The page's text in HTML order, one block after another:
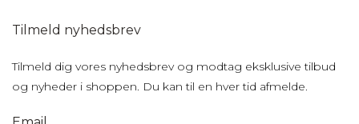
Tilmeld nyhedsbrev
Tilmeld dig vores nyhedsbrev og modtag eksklusive tilbud
og nyheder i shoppen. Du kan til en hver tid afmelde.